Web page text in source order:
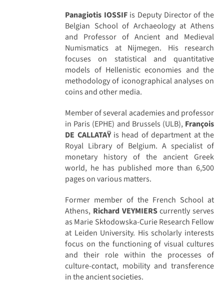
Panagiotis IOSSIFis Deputy Director of the
Belgian School of Archaeology at Athens
and Professor of Ancient and Medieval
Numismatics at Nijmegen. His research
focuses on statistical and quantitative
models of Hellenistic economies and the
methodology of iconographical analyses on
coins and other media.
Member of several academies and professor
in Paris (EPHE) and Brussels (ULB), François
DE CALLATAŸis head of department at the
Royal Library of Belgium. A specialist of
monetary history of the ancient Greek
world, he has published more than 6,500
pages on various matters.
Former member of the French School at
Athens, Richard VEYMIERScurrently serves
as Marie Skłodowska-Curie Research Fellow
at Leiden University. His scholarly interests
focus on the functioning of visual cultures
and their role within the processes of
culture-contact, mobility and transference
in the ancient societies.